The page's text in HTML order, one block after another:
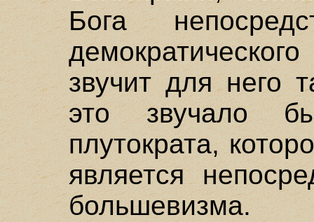
Бога
звучит для него
это звучало
плутократа,
является
большевизма.